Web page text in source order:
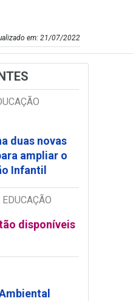
em: 21/07/2022
duas novas
ampliar o
Infantil
disponíveis